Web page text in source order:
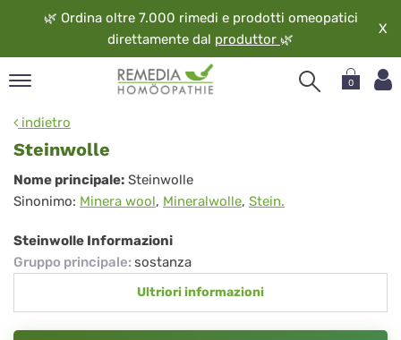
🌿 Ordina oltre 7.000 rimedi e prodotti omeopatici
direttamente dal produttor 🌿
X
0
indietro
Steinwolle
Steinwolle
Nome principale: Steinwolle
Sinonimo: Minera wool, Mineralwolle, Stein.
Steinwolle Informazioni
Gruppo principale: sostanza
Ultriori informazioni